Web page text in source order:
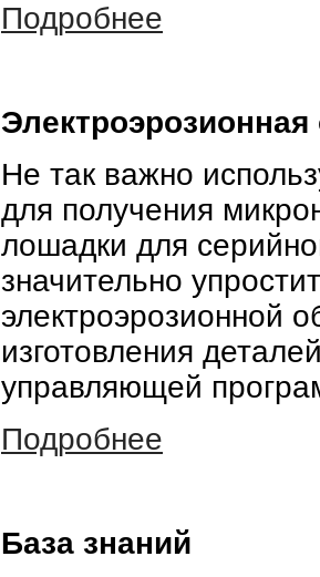
Подробнее
Электроэрозионная
Не так важно
для получения
лошадки для
значительно
электроэрозионной
изготовления
управляющей
Подробнее
База знаний